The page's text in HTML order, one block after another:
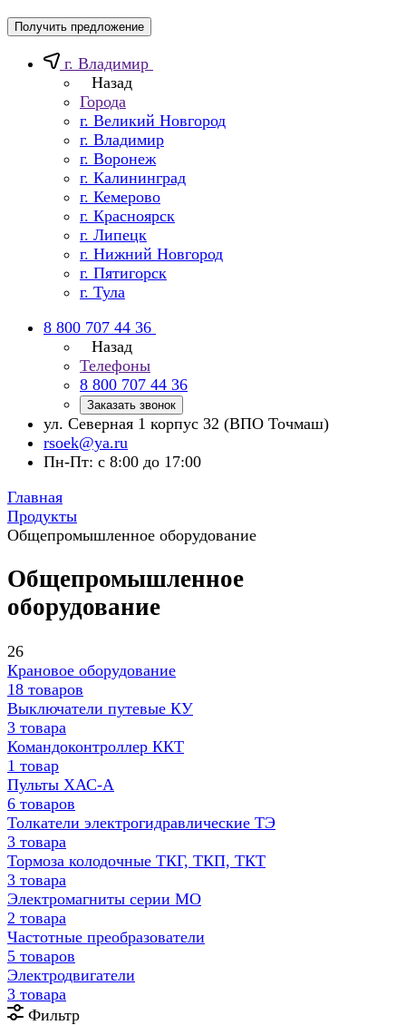
Получить предложение
г. Владимир
Назад
Города
г. Великий Новгород
г. Владимир
г. Воронеж
г. Калининград
г. Кемерово
г. Красноярск
г. Липецк
г. Нижний Новгород
г. Пятигорск
г. Тула
8 800 707 44 36
Назад
Телефоны
8 800 707 44 36
Заказать звонок
ул. Северная 1 корпус 32 (ВПО Точмаш)
rsoek@ya.ru
Пн-Пт: с 8:00 до 17:00
Главная
Продукты
Общепромышленное оборудование
Общепромышленное
оборудование
26
Крановое оборудование
18 товаров
Выключатели путевые КУ
3 товара
Командоконтроллер ККТ
1 товар
Пульты ХАС-А
6 товаров
Толкатели электрогидравлические ТЭ
3 товара
Тормоза колодочные ТКГ, ТКП, ТКТ
3 товара
Электромагниты серии МО
2 товара
Частотные преобразователи
5 товаров
Электродвигатели
3 товара
Фильтр